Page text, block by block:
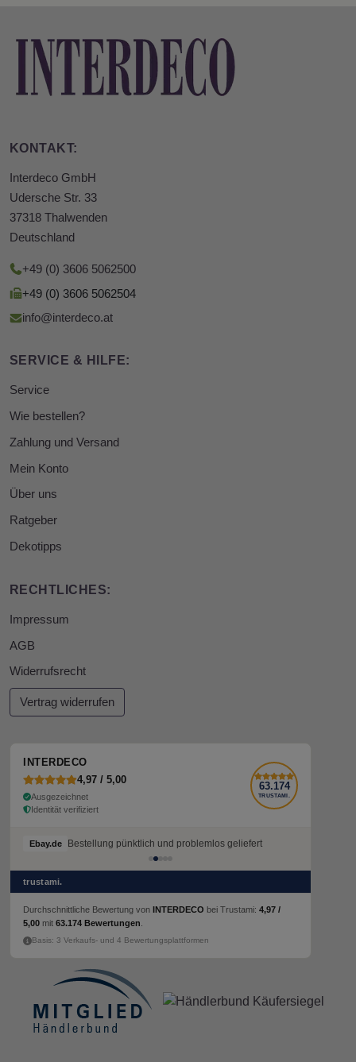
KONTAKT:
Interdeco GmbH
Udersche Str. 33
37318 Thalwenden
Deutschland
+49 (0) 3606 5062500
+49 (0) 3606 5062504
info@interdeco.at
SERVICE & HILFE:
Service
Wie bestellen?
Zahlung und Versand
Mein Konto
Über uns
Ratgeber
Dekotipps
RECHTLICHES:
Impressum
AGB
Widerrufsrecht
Vertrag widerrufen
INTERDECO
4,97 / 5,00
Ausgezeichnet
Identität verifiziert
63.174
TRUSTAMI.
Ebay.de Bestellung pünktlich und problemlos geliefert
trustami.
Durchschnittliche Bewertung von INTERDECO bei Trustami: 4,97 /
5,00 mit 63.174 Bewertungen
Basis: 3 Verkaufs- und 4 Bewertungsplattformen